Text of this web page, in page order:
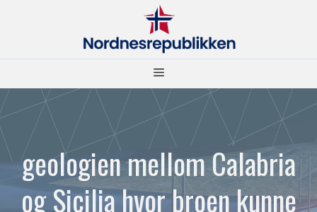
Meny
geologien mellom Calabria
og Sicilia hvor broen kunne